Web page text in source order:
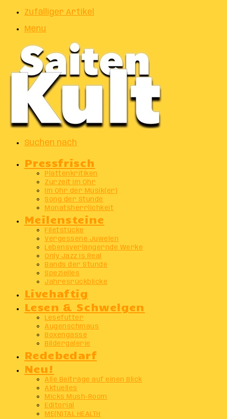
Zufälliger Artikel
Menu
Suchen nach
Pressfrisch
Plattenkritiken
Zurzeit im Ohr
Im Ohr der Musik(er)
Song der Stunde
Monatsherrlichkeit
Meilensteine
Filetstücke
Vergessene Juwelen
Lebensverlängernde Werke
Only Jazz Is Real
Bands der Stunde
Spezielles
Jahresrückblicke
Livehaftig
Lesen & Schwelgen
Lesefutter
Augenschmaus
Boxengasse
Bildergalerie
Redebedarf
Neu!
Alle Beiträge auf einen Blick
Aktuelles
Micks Mush-Room
Editorial
ME(N)TAL HEALTH